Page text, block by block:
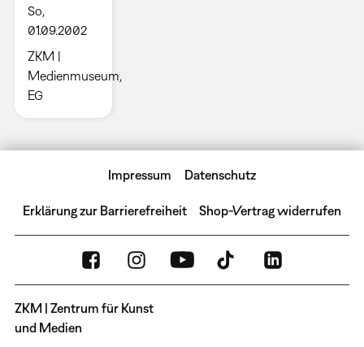
So,
01.09.2002
ZKM |
Medienmuseum,
EG
Impressum Datenschutz
Erklärung zur Barrierefreiheit Shop-Vertrag widerrufen
ZKM | Zentrum für Kunst
und Medien